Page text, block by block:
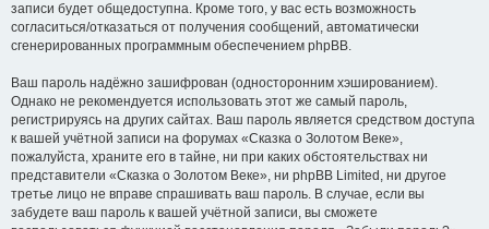
записи будет общедоступна. Кроме того, у вас есть возможность
согласиться/отказаться от получения сообщений, автоматически
сгенерированных программным обеспечением phpBB.
Ваш пароль надёжно зашифрован (односторонним хэшированием).
Однако не рекомендуется использовать этот же самый пароль,
регистрируясь на других сайтах. Ваш пароль является средством доступа
к вашей учётной записи на форумах «Сказка о Золотом Веке»,
пожалуйста, храните его в тайне, ни при каких обстоятельствах ни
представители «Сказка о Золотом Веке», ни phpBB Limited, ни другое
третье лицо не вправе спрашивать ваш пароль. В случае, если вы
забудете ваш пароль к вашей учётной записи, вы сможете